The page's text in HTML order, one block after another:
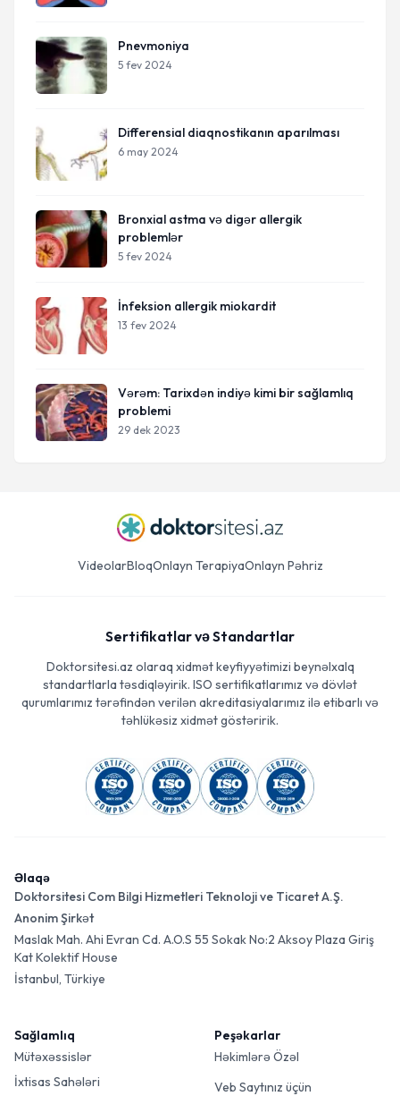
Pnevmoniya
5 fev 2024
Differensial diaqnostikanın aparılması
6 may 2024
Bronxial astma və digər allergik
problemlər
5 fev 2024
İnfeksion allergik miokardit
13 fev 2024
Vərəm: Tarixdən indiyə kimi bir sağlamlıq
problemi
29 dek 2023
VideolarBloqOnlayn TerapiyaOnlayn Pəhriz
Sertifikatlar və Standartlar
Doktorsitesi.az olaraq xidmət keyfiyyətimizi beynəlxalq
standartlarla təsdiqləyirik. ISO sertifikatlarımız və dövlət
qurumlarımız tərəfindən verilən akreditasiyalarımız ilə etibarlı və
təhlükəsiz xidmət göstəririk.
Əlaqə
Doktorsitesi Com Bilgi Hizmetleri Teknoloji ve Ticaret A.Ş.
Anonim Şirkət
Maslak Mah. Ahi Evran Cd. A.O.S 55 Sokak No:2 Aksoy Plaza Giriş
Kat Kolektif House
İstanbul, Türkiye
Sağlamlıq
Mütəxəssislər
İxtisas Sahələri
Peşəkarlar
Həkimlərə Özəl
Veb Saytınız üçün